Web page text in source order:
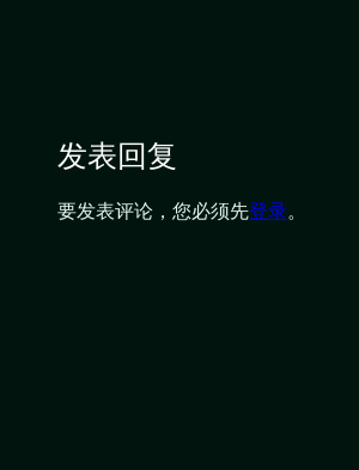
发表回复
要发表评论，您必须先登录。